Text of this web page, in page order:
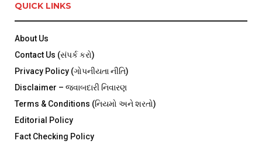
QUICK LINKS
About Us
Contact Us (સંપર્ક કરો)
Privacy Policy (ગોપનીયતા નીતિ)
Disclaimer – જવાબદારી નિવારણ
Terms & Conditions (નિયમો અને શરતો)
Editorial Policy
Fact Checking Policy